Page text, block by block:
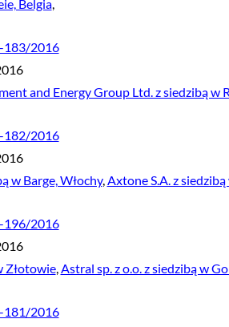
Belgia,
183/2016
and Energy Group Ltd. z siedzibą w
182/2016
w Barge, Włochy,Axtone S.A. z
196/2016
Złotowie,Astral sp. z o.o. z siedzibą w
181/2016